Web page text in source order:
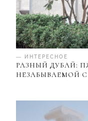
— ИНТЕРЕСНОЕ
РАЗНЫЙ ДУБАЙ:
НЕЗАБЫВАЕМОЙ